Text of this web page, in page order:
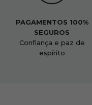
PAGAMENTOS 100%
SEGUROS
Confiança e paz de
espírito